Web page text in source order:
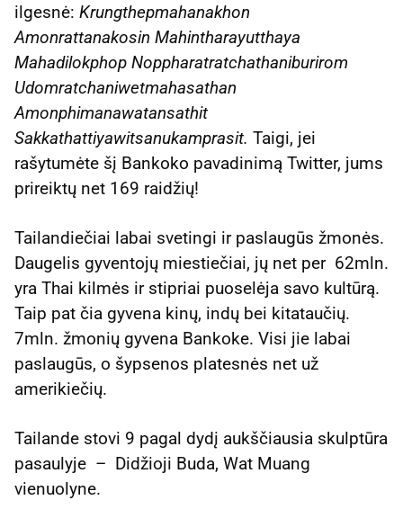
ilgesnė: Krungthepmahanakhon
Amonrattanakosin Mahintharayutthaya
Mahadilokphop Noppharatratchathaniburirom
Udomratchaniwetmahasathan
Amonphimanawatansathit
Sakkathattiyawitsanukamprasit. Taigi, jei
rašytumėte šį Bankoko pavadinimą Twitter, jums
prireiktų net 169 raidžių!
Tailandiečiai labai svetingi ir paslaugūs žmonės.
Daugelis gyventojų miestiečiai, jų net per 62mln.
yra Thai kilmės ir stipriai puoselėja savo kultūrą.
Taip pat čia gyvena kinų, indų bei kitataučių.
7mln. žmonių gyvena Bankoke. Visi jie labai
paslaugūs, o šypsenos platesnės net už
amerikiečių.
Tailande stovi 9 pagal dydį aukščiausia skulptūra
pasaulyje – Didžioji Buda, Wat Muang
vienuolyne.